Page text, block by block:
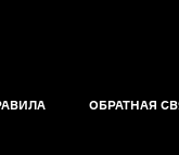
ОБРАТНАЯ